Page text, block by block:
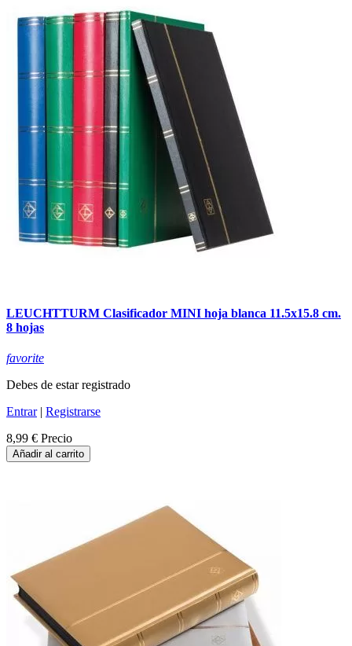
LEUCHTTURM Clasificador MINI hoja blanca 11.5x15.8 cm.
8 hojas
favorite
Debes de estar registrado
Entrar| Registrarse
8,99 € Precio
Añadir al carrito